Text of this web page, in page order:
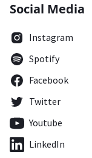
Social Media
Instagram
Spotify
Facebook
Twitter
Youtube
LinkedIn